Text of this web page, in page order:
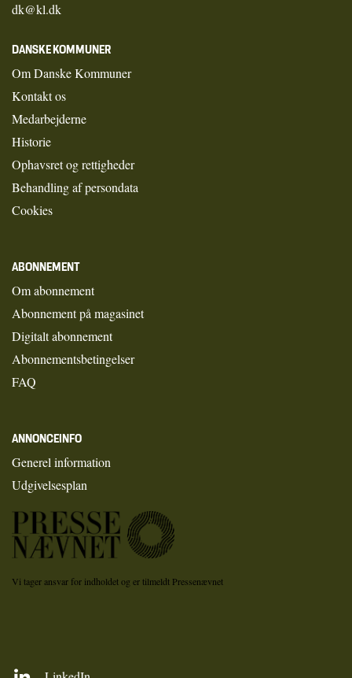
dk@kl.dk
DANSKE KOMMUNER
Om Danske Kommuner
Kontakt os
Medarbejderne
Historie
Ophavsret og rettigheder
Behandling af persondata
Cookies
ABONNEMENT
Om abonnement
Abonnement på magasinet
Digitalt abonnement
Abonnementsbetingelser
FAQ
ANNONCEINFO
Generel information
Udgivelsesplan
Vi tager ansvar for indholdet og er tilmeldt Pressenævnet